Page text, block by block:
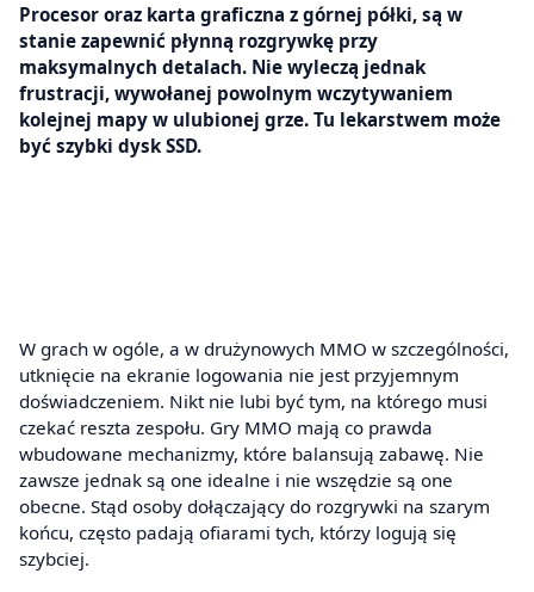
Procesor oraz karta graficzna z górnej półki, są w
stanie zapewnić płynną rozgrywkę przy
maksymalnych detalach. Nie wyleczą jednak
frustracji, wywołanej powolnym wczytywaniem
kolejnej mapy w ulubionej grze. Tu lekarstwem może
być szybki dysk SSD.
W grach w ogóle, a w drużynowych MMO w szczególności,
utknięcie na ekranie logowania nie jest przyjemnym
doświadczeniem. Nikt nie lubi być tym, na którego musi
czekać reszta zespołu. Gry MMO mają co prawda
wbudowane mechanizmy, które balansują zabawę. Nie
zawsze jednak są one idealne i nie wszędzie są one
obecne. Stąd osoby dołączający do rozgrywki na szarym
końcu, często padają ofiarami tych, którzy logują się
szybciej.